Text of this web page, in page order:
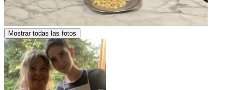
Mostrar todas las fotos